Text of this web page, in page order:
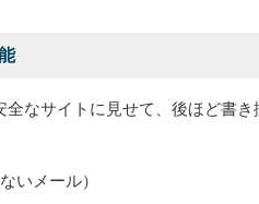
なサイトに見せて、後ほど書き
いメール）